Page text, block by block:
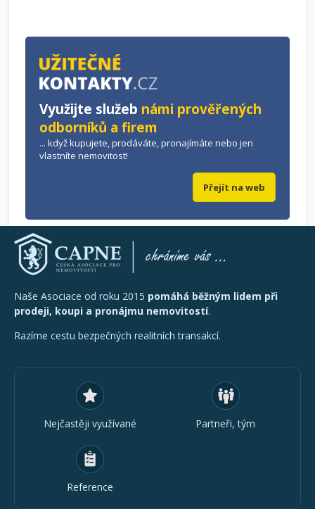
Využijte služeb námi prověřených
odborníků a firem
... když kupujete, prodáváte, pronajímáte nebo jen
vlastníte nemovitost!
Přejít na web
Naše Asociace od roku 2015 pomáhá běžným lidem při
prodeji, koupi a pronájmu nemovitostí.
Razíme cestu bezpečných realitních transakcí.
Nejčastěji využívané Partneři, tým
Reference